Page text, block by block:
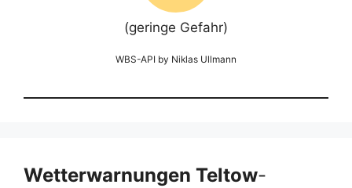
(geringe Gefahr)
WBS-API by Niklas Ullmann
Wetterwarnungen Teltow-